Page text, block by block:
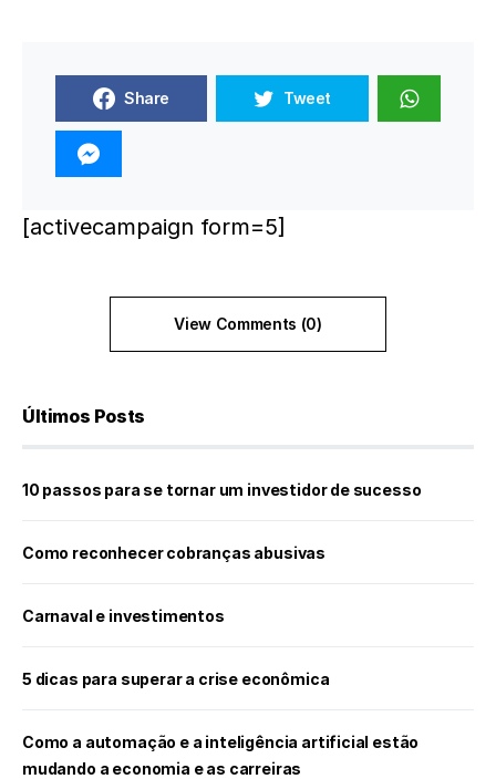
Share Tweet
[activecampaign form=5]
View Comments (0)
Últimos Posts
10 passos para se tornar um investidor de sucesso
Como reconhecer cobranças abusivas
Carnaval e investimentos
5 dicas para superar a crise econômica
Como a automação e a inteligência artificial estão
mudando a economia e as carreiras